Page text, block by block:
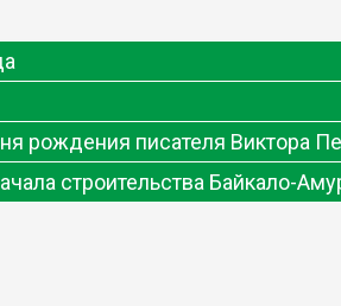
рождения писателя Виктора
строительства Байкало-